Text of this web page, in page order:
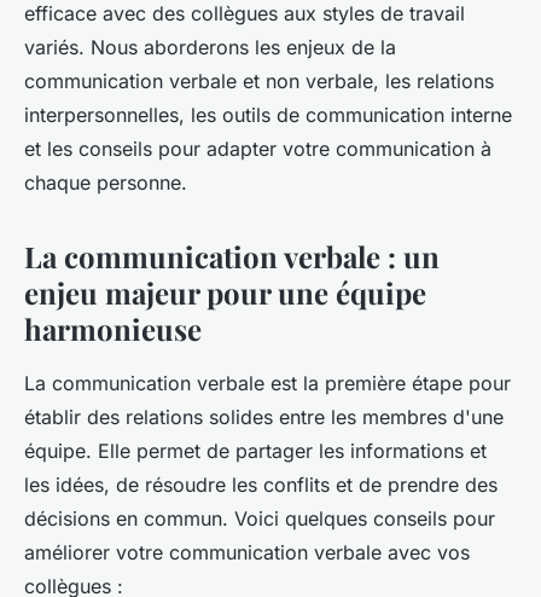
efficace avec des collègues aux styles de travail
variés. Nous aborderons les enjeux de la
communication verbale et non verbale, les relations
interpersonnelles, les outils de communication interne
et les conseils pour adapter votre communication à
chaque personne.
La communication verbale : un
enjeu majeur pour une équipe
harmonieuse
La communication verbale est la première étape pour
établir des relations solides entre les membres d'une
équipe. Elle permet de partager les informations et
les idées, de résoudre les conflits et de prendre des
décisions en commun. Voici quelques conseils pour
améliorer votre communication verbale avec vos
collègues :